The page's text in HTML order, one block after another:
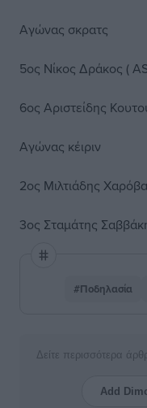
Αγώνας σκρατς
5ος Νίκος Δράκος (
6ος Αριστείδης
Αγώνας κέιριν
2ος Μιλτιάδης
3ος Σταμάτης
#Ποδηλασία
Δείτε περισσότερα
Add